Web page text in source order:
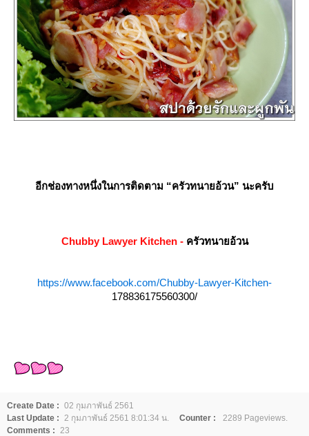
อีกช่องทางหนึ่งในการติดตาม “ครัวทนายอ้วน” นะครับ
Chubby Lawyer Kitchen - ครัวทนายอ้วน
https://www.facebook.com/Chubby-Lawyer-Kitchen-
178836175560300/
Create Date : 02 กุมภาพันธ์ 2561
Last Update :
2 กุมภาพันธ์ 2561 8:01:34 น. Counter :
2289 Pageviews.
Comments :
23